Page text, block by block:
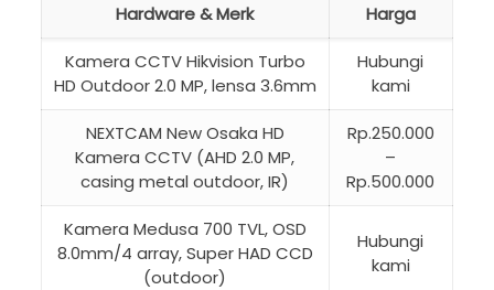
Hardware & Merk Harga
Kamera CCTV Hikvision Turbo
HD Outdoor 2.0 MP, lensa 3.6mm
Hubungi
kami
NEXTCAM New Osaka HD
Kamera CCTV (AHD 2.0 MP,
casing metal outdoor, IR)
Rp.250.000
–
Rp.500.000
Kamera Medusa 700 TVL, OSD
8.0mm/4 array, Super HAD CCD
(outdoor)
Hubungi
kami